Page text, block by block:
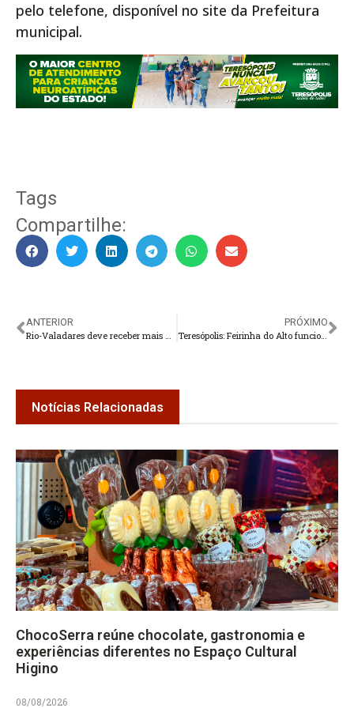
pelo telefone, disponível no site da Prefeitura
municipal.
Tags
Compartilhe:
ANTERIOR
PRÓXIMO
Notícias Relacionadas
ChocoSerra reúne chocolate, gastronomia e
experiências diferentes no Espaço Cultural
Higino
08/08/2026